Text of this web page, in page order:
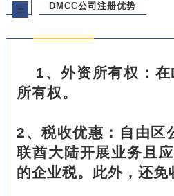
三 DMCC公司注册优势
1、外资所有权：
所有权。
2、税收优惠：自由区
联酋大陆开展业务且
的企业税。此外，还